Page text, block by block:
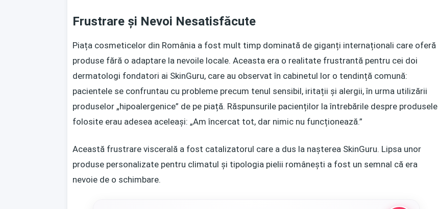
Frustrare și Nevoi Nesatisfăcute
Piața cosmeticelor din România a fost mult timp dominată de giganți internaționali care oferă
produse fără o adaptare la nevoile locale. Aceasta era o realitate frustrantă pentru cei doi
dermatologi fondatori ai SkinGuru, care au observat în cabinetul lor o tendință comună:
pacientele se confruntau cu probleme precum tenul sensibil, iritații și alergii, în urma utilizării
produselor „hipoalergenice” de pe piață. Răspunsurile pacienților la întrebările despre produsele
folosite erau adesea aceleași: „Am încercat tot, dar nimic nu funcționează.”
Această frustrare viscerală a fost catalizatorul care a dus la nașterea SkinGuru. Lipsa unor
produse personalizate pentru climatul și tipologia pielii românești a fost un semnal că era
nevoie de o schimbare.